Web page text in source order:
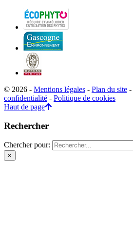
© 2026 - Mentions légales - Plan du site -
confidentialité - Politique de cookies
Haut de page
Rechercher
Chercher pour:
×